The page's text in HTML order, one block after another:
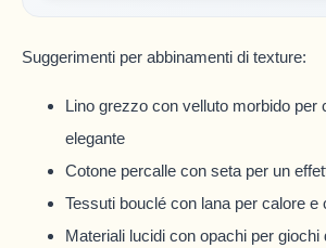
Suggerimenti per abbinamenti di texture:
Lino grezzo con velluto morbido per
elegante
Cotone percalle con seta per un
Tessuti bouclé con lana per calore e
Materiali lucidi con opachi per giochi